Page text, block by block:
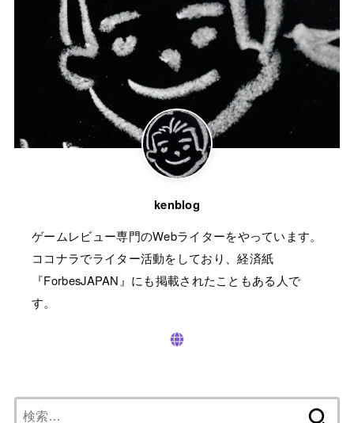
kenblog
ゲームレビュー専門のWebライターをやっています。
ココナラでライター活動をしており、経済紙
『ForbesJAPAN』にも掲載されたこともある人で
す。